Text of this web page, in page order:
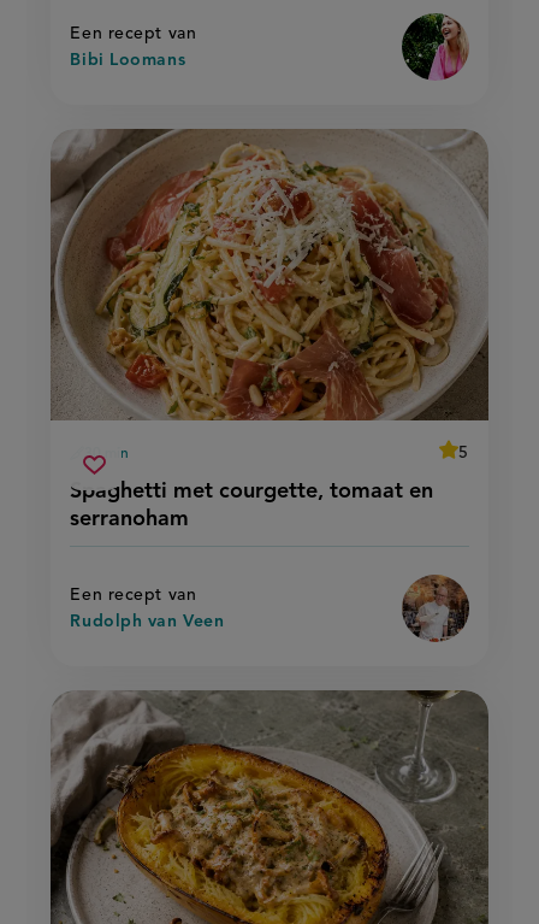
Een recept van
Bibi Loomans
Spaghetti met courgette, tomaat en
serranoham
voorbereidingstijd
30 min
average
5
Beoordeel
Een recept van
Rudolph van Veen
Sla
recept
spaghetti
met
courgette,